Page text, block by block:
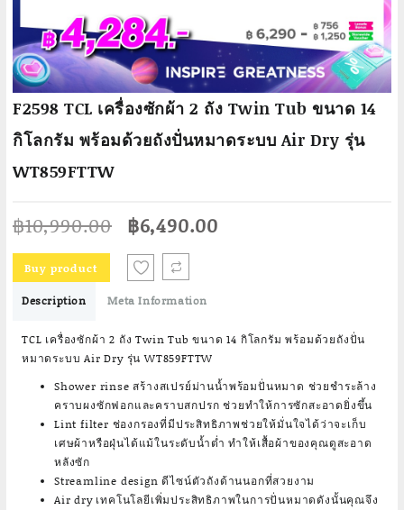
F2598 TCL เครื่องซักผ้า 2 ถัง Twin Tub ขนาด 14
กิโลกรัม พร้อมด้วยถังปั่นหมาดระบบ Air Dry รุ่น
WT859FTTW
฿10,990.00 Original
price
was:
฿10,990.00.
฿6,490.00
Buy product
Description Meta Information
TCL เครื่องซักผ้า 2 ถัง Twin Tub ขนาด 14 กิโลกรัม พร้อมด้วยถังปั่น
หมาดระบบ Air Dry รุ่น WT859FTTW
Shower rinse สร้างสเปรย์ม่านน้ำพร้อมปั่นหมาด ช่วยชำระล้าง
คราบผงซักฟอกและคราบสกปรก ช่วยทำให้การซักสะอาดยิ่งขึ้น
Lint filter ช่องกรองที่มีประสิทธิภาพช่วยให้มั่นใจได้ว่าจะเก็บ
เศษผ้าหรือฝุ่นได้แม้ในระดับน้ำต่ำ ทำให้เสื้อผ้าของคุณดูสะอาด
หลังซัก
Streamline design ดีไซน์ตัวถังด้านนอกที่สวยงาม
Air dry เทคโนโลยีเพิ่มประสิทธิภาพในการปั่นหมาดดังนั้นคุณจึง